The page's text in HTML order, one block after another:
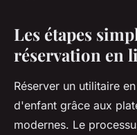
Les étapes
réservation en
Réserver un utilitaire
d'enfant grâce aux
modernes. Le